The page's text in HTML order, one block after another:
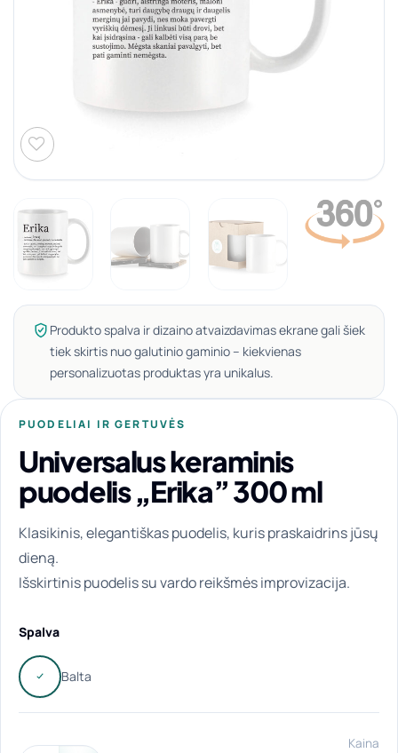
Produkto spalva ir dizaino atvaizdavimas ekrane gali šiek
tiek skirtis nuo galutinio gaminio – kiekvienas
personalizuotas produktas yra unikalus.
PUODELIAI IR GERTUVĖS
Universalus keraminis
puodelis „Erika” 300 ml
Klasikinis, elegantiškas puodelis, kuris praskaidrins jūsų
dieną.
Išskirtinis puodelis su vardo reikšmės improvizacija.
Spalva
Kaina